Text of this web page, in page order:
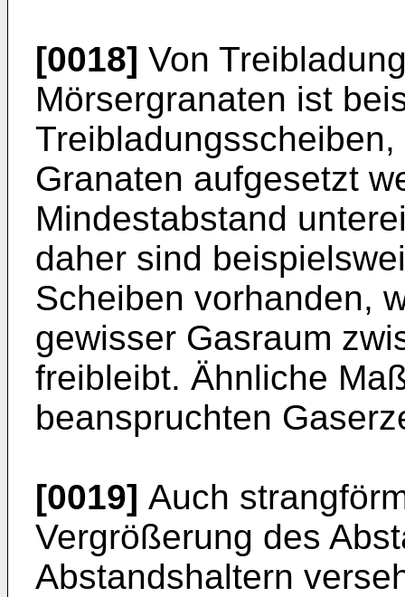
[0018] Von
Mörsergranaten ist
Granaten aufgesetzt
Mindestabstand
daher sind
Scheiben vorhanden,
gewisser Gasraum
freibleibt. Ähnliche
beanspruchten
[0019] Auch
Vergrößerung des
Abstandshaltern